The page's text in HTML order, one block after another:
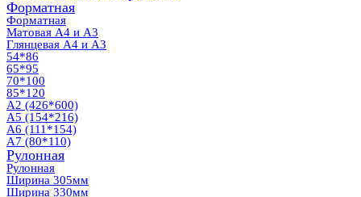
Форматная
Форматная
Матовая А4 и А3
Глянцевая А4 и А3
54*86
65*95
70*100
85*120
А2 (426*600)
А5 (154*216)
А6 (111*154)
А7 (80*110)
Рулонная
Рулонная
Ширина 305мм
Ширина 330мм